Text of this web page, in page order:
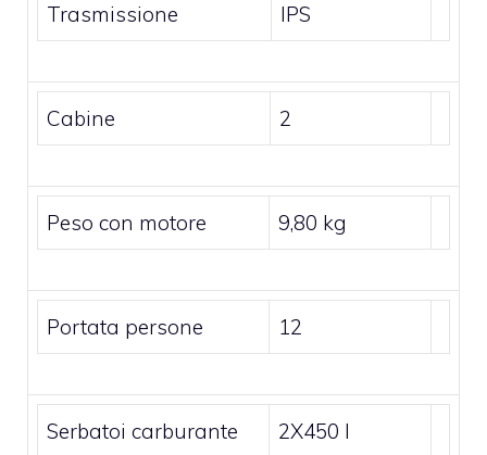
Trasmissione IPS
Cabine 2
Peso con motore 9,80 kg
Portata persone 12
Serbatoi carburante 2X450 l